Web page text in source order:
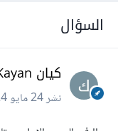
السؤال
كيان Kayan لخدمات التصميم
نشر24 مايو 2024